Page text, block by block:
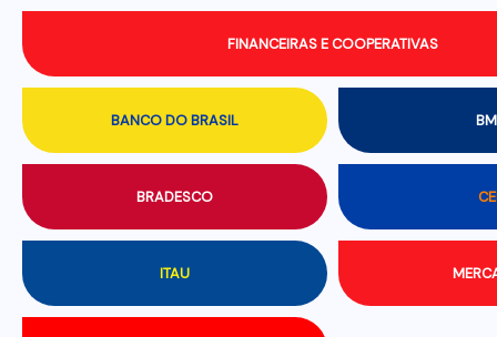
BANCO DO BRASIL
BRADESCO
FINANCEIRAS E COOPERATIVAS
ITAU